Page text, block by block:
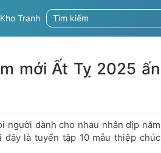
Kho Tranh
mới Ất Tỵ 2025 ấn
người dành cho nhau nhân dịp năm
là tuyển tập 10 mẫu thiệp chúc